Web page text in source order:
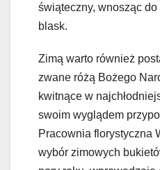
świąteczny, wnosząc
blask.
Zimą warto również
zwane różą Bożego
kwitnące w
swoim wyglądem
Pracownia florystyczna
wybór zimowych